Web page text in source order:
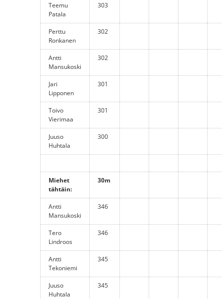
Teemu
Patala
303
Perttu
Ronkanen
302
Antti
Mansukoski
302
Jari
Lipponen
301
Toivo
Vierimaa
301
Juuso
Huhtala
300
Miehet
tähtäin:
30m
Antti
Mansukoski
346
Tero
Lindroos
346
Antti
Tekoniemi
345
Juuso
Huhtala
345